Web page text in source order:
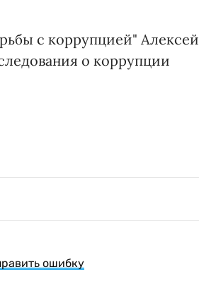
с коррупцией" Алексей
о коррупции
ошибку